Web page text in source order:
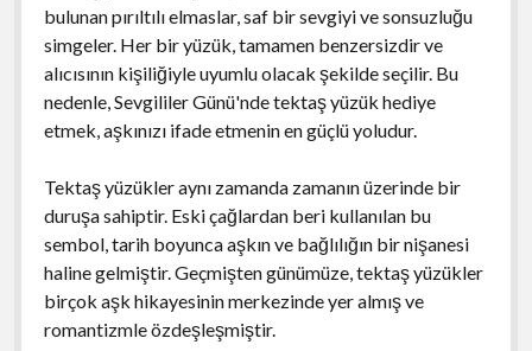
bulunan pırıltılı elmaslar, saf bir sevgiyi ve sonsuzluğu
simgeler. Her bir yüzük, tamamen benzersizdir ve
alıcısının kişiliğiyle uyumlu olacak şekilde seçilir. Bu
nedenle, Sevgililer Günü'nde tektaş yüzük hediye
etmek, aşkınızı ifade etmenin en güçlü yoludur.
Tektaş yüzükler aynı zamanda zamanın üzerinde bir
duruşa sahiptir. Eski çağlardan beri kullanılan bu
sembol, tarih boyunca aşkın ve bağlılığın bir nişanesi
haline gelmiştir. Geçmişten günümüze, tektaş yüzükler
birçok aşk hikayesinin merkezinde yer almış ve
romantizmle özdeşleşmiştir.